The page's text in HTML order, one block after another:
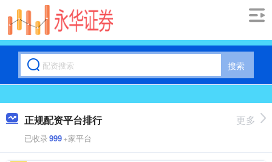
搜索
正规配资平台排行
已收录999+家平台
更多